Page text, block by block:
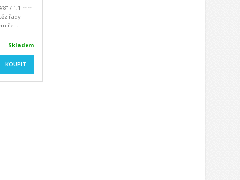
8" / 1,1 mm
řady
ře ...
Skladem
KOUPIT